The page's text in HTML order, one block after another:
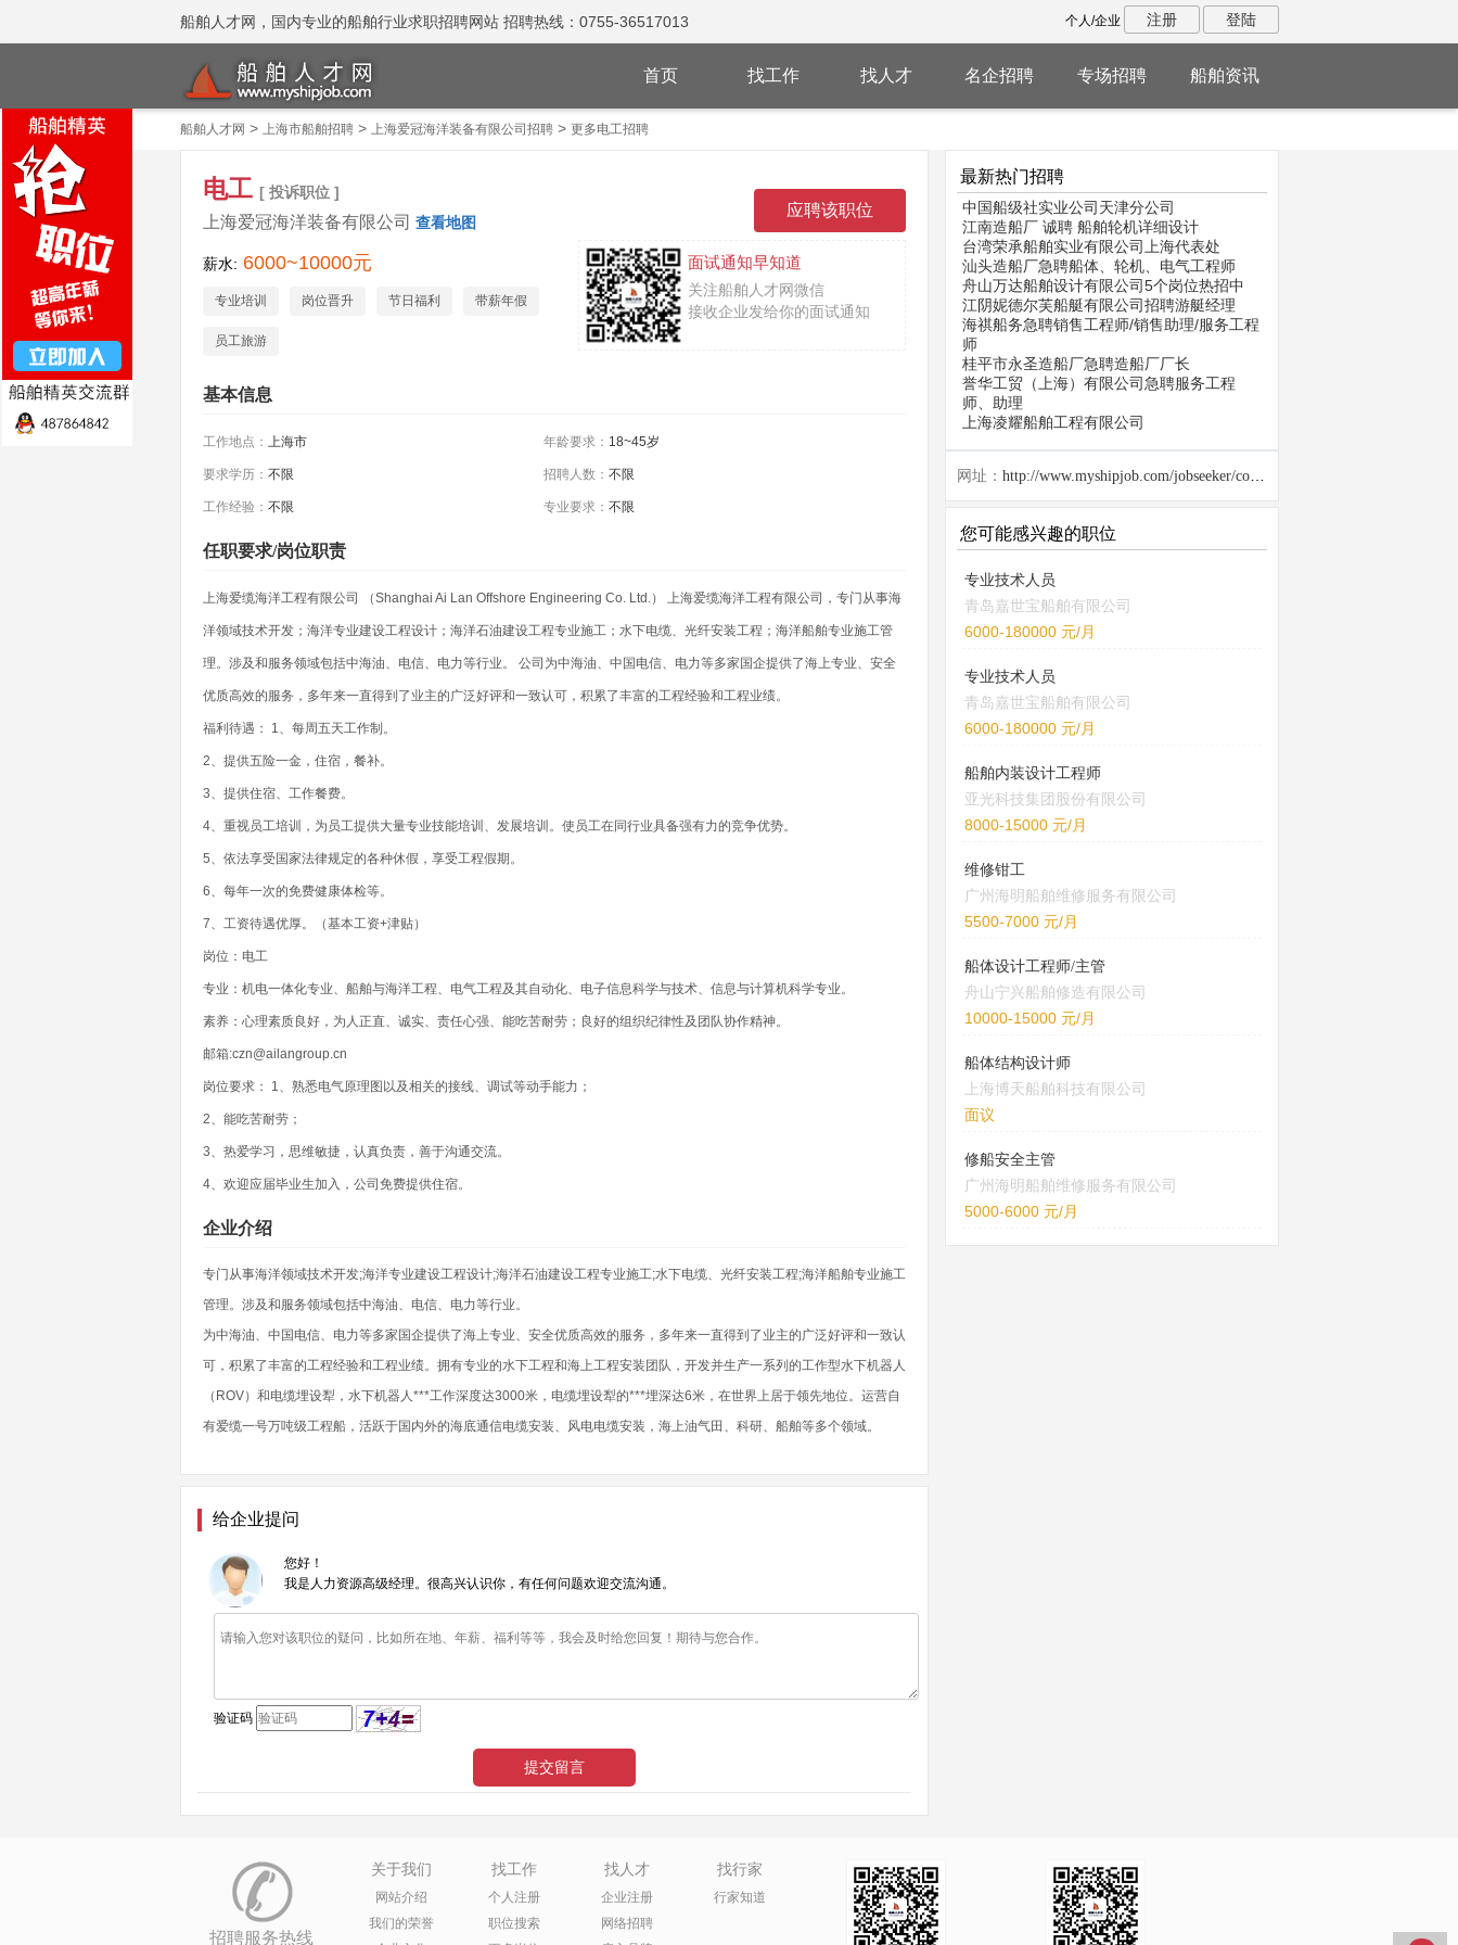
船舶人才网，国内专业的船舶行业求职招聘网站 招聘热线：0755-36517013 个人/企业 注册 登陆
首页 找工作 找人才 名企招聘 专场招聘 船舶资讯
船舶人才网 > 上海市船舶招聘> 上海爱冠海洋装备有限公司招聘> 更多电工招聘
电工 [ 投诉职位 ]
上海爱冠海洋装备有限公司 查看地图
薪水: 6000~10000元 面试通知早知道
关注船舶人才网微信
接收企业发给你的面试通知
专业培训 岗位晋升 节日福利 带薪年假
员工旅游
基本信息
工作地点： 上海市 年龄要求： 18~45岁
要求学历： 不限 招聘人数： 不限
工作经验： 不限 专业要求： 不限
任职要求/岗位职责
上海爱缆海洋工程有限公司 （Shanghai Ai Lan Offshore Engineering Co. Ltd.） 上海爱缆海洋工程有限公司，专门从事海
洋领域技术开发；海洋专业建设工程设计；海洋石油建设工程专业施工；水下电缆、光纤安装工程；海洋船舶专业施工管
理。涉及和服务领域包括中海油、电信、电力等行业。 公司为中海油、中国电信、电力等多家国企提供了海上专业、安全
优质高效的服务，多年来一直得到了业主的广泛好评和一致认可，积累了丰富的工程经验和工程业绩。
福利待遇： 1、每周五天工作制。
2、提供五险一金，住宿，餐补。
3、提供住宿、工作餐费。
4、重视员工培训，为员工提供大量专业技能培训、发展培训。使员工在同行业具备强有力的竞争优势。
5、依法享受国家法律规定的各种休假，享受工程假期。
6、每年一次的免费健康体检等。
7、工资待遇优厚。（基本工资+津贴）
岗位：电工
专业：机电一体化专业、船舶与海洋工程、电气工程及其自动化、电子信息科学与技术、信息与计算机科学专业。
素养：心理素质良好，为人正直、诚实、责任心强、能吃苦耐劳；良好的组织纪律性及团队协作精神。
邮箱:czn@ailangroup.cn
岗位要求： 1、熟悉电气原理图以及相关的接线、调试等动手能力；
2、能吃苦耐劳；
3、热爱学习，思维敏捷，认真负责，善于沟通交流。
4、欢迎应届毕业生加入，公司免费提供住宿。
企业介绍
专门从事海洋领域技术开发;海洋专业建设工程设计;海洋石油建设工程专业施工;水下电缆、光纤安装工程;海洋船舶专业施工
管理。涉及和服务领域包括中海油、电信、电力等行业。
为中海油、中国电信、电力等多家国企提供了海上专业、安全优质高效的服务，多年来一直得到了业主的广泛好评和一致认
可，积累了丰富的工程经验和工程业绩。拥有专业的水下工程和海上工程安装团队，开发并生产一系列的工作型水下机器人
（ROV）和电缆埋设犁，水下机器人***工作深度达3000米，电缆埋设犁的***埋深达6米，在世界上居于领先地位。运营自
有爱缆一号万吨级工程船，活跃于国内外的海底通信电缆安装、风电电缆安装，海上油气田、科研、船舶等多个领域。
给企业提问
您好！
我是人力资源高级经理。很高兴认识你，有任何问题欢迎交流沟通。
验证码
最新热门招聘
中国船级社实业公司天津分公司
江南造船厂 诚聘 船舶轮机详细设计
台湾荣承船舶实业有限公司上海代表处
汕头造船厂急聘船体、轮机、电气工程师
舟山万达船舶设计有限公司5个岗位热招中
江阴妮德尔芙船艇有限公司招聘游艇经理
海祺船务急聘销售工程师/销售助理/服务工程
师
桂平市永圣造船厂急聘造船厂厂长
誉华工贸（上海）有限公司急聘服务工程
师、助理
上海凌耀船舶工程有限公司
网址： http://www.myshipjob.com/jobseeker/company/28555.html
您可能感兴趣的职位
专业技术人员
青岛嘉世宝船舶有限公司
6000-180000 元/月
专业技术人员
青岛嘉世宝船舶有限公司
6000-180000 元/月
船舶内装设计工程师
亚光科技集团股份有限公司
8000-15000 元/月
维修钳工
广州海明船舶维修服务有限公司
5500-7000 元/月
船体设计工程师/主管
舟山宁兴船舶修造有限公司
10000-15000 元/月
船体结构设计师
上海博天船舶科技有限公司
面议
修船安全主管
广州海明船舶维修服务有限公司
5000-6000 元/月
招聘服务热线
关于我们
网站介绍
我们的荣誉
找工作
个人注册
职位搜索
找人才
企业注册
网络招聘
找行家
行家知道